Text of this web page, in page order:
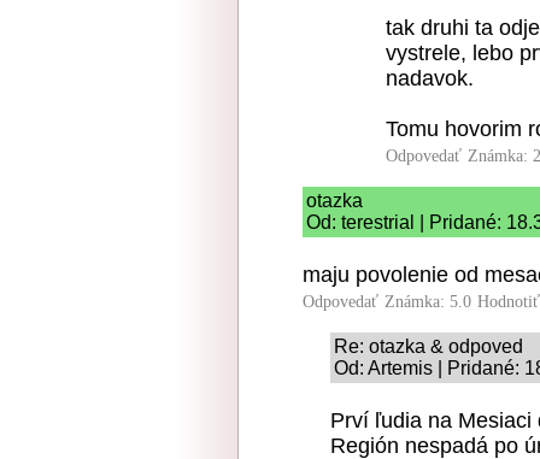
tak druhi ta
vystrele, lebo
nadavok.
Tomu hovorim
Odpovedať Známka:
otazka
Od: terestrial | Pridané:
maju povolenie od
Odpovedať Známka: 5.0
Re: otazka & odpoved
Od: Artemis | Pridané:
Prví ľudia na Mesiaci
Región nespadá po